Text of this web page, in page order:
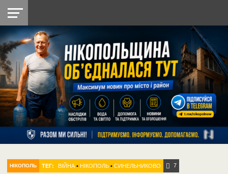
НІКОПОЛЬ
РАЙОН
СІЧЕСЛАВСЬКА
УКРАЇНА
РЕТРО
НІКОПОЛЬ
ЛАЙТ
УКРАЇНА
ДОПОМОГА
РАДІО
НІКОПОЛЬ ТЕГ: ВІЙНА •НІКОПОЛЬ •СИНЕЛЬНИКОВО 7